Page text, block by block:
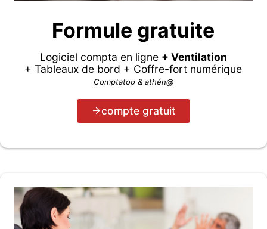
Formule gratuite
Logiciel compta en ligne + Ventilation
+ Tableaux de bord + Coffre-fort numérique
Comptatoo & athén@
compte gratuit